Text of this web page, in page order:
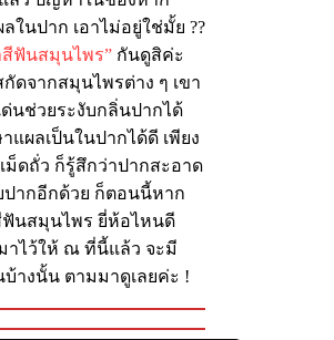
ในปาก เอาไม่อยู่ใช่มั้ย ??
สีฟันสมุนไพร” กันดูสิค่ะ
ดจากสมุนไพรต่าง ๆ เขา
นช่วยระงับกลิ่นปากได้
แผลเป็นในปากได้ดี เพียง
ดถั่ว ก็รู้สึกว่าปากสะอาด
ากอีกด้วย ก็ตอนนี้หาก
ฟันสมุนไพร ยี่ห้อไหนดี
าไว้ให้ ณ ที่นี้แล้ว จะมี
างนั้น ตามมาดูเลยค่ะ !